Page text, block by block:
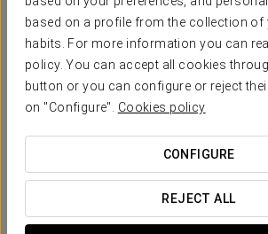
based on a profile from the collection
habits. For more information you can
policy. You can accept all cookies
button or you can configure or reject
on "Configure". Cookies policy
CONFIGURE
REJECT ALL
Номера Eurostars Californie отражают
отеля. С актуальным и
пространства созданы для
функциональной и уютной обстановке.
чистые линии и полное оснащение
атмосферу для отдыха, отключения от
ОСНОВНЫЕ УСЛУГИ
номера